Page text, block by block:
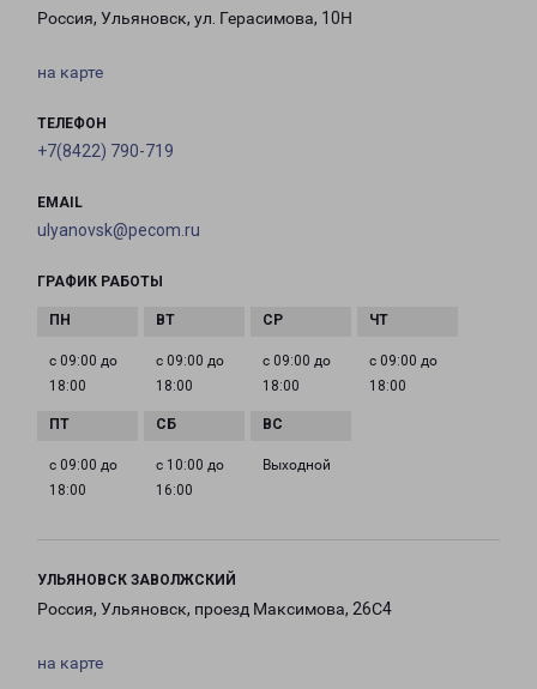
Россия, Ульяновск, ул. Герасимова, 10Н
на карте
ТЕЛЕФОН
+7(8422) 790-719
EMAIL
ulyanovsk@pecom.ru
ГРАФИК РАБОТЫ
с 09:00 до
18:00
с 09:00 до
18:00
с 09:00 до
18:00
с 09:00 до
18:00
с 09:00 до
18:00
с 10:00 до
16:00
Выходной
УЛЬЯНОВСК ЗАВОЛЖСКИЙ
Россия, Ульяновск, проезд Максимова, 26С4
на карте